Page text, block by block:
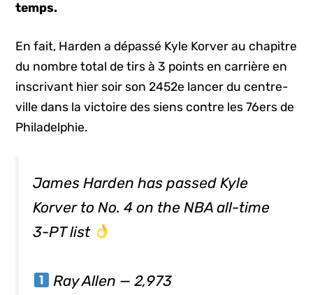
temps.
En fait, Harden a dépassé Kyle Korver au chapitre
du nombre total de tirs à 3 points en carrière en
inscrivant hier soir son 2452e lancer du centre-
ville dans la victoire des siens contre les 76ers de
Philadelphie.
James Harden has passed Kyle
Korver to No. 4 on the NBA all-time
3-PT list
Ray Allen — 2,973